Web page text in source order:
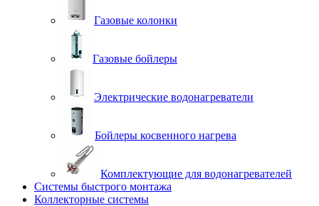
Газовые колонки
Газовые бойлеры
Электрические водонагреватели
Бойлеры косвенного нагрева
Комплектующие для водонагревателей
Системы быстрого монтажа
Коллекторные системы